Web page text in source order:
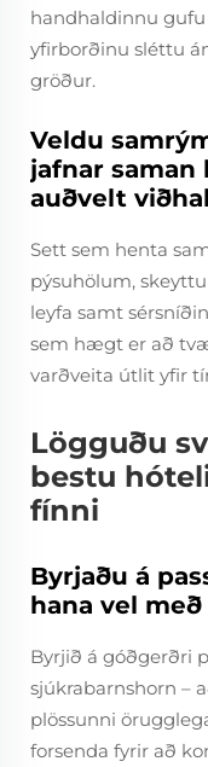
handhaldinnu
yfirborðinu sléttu
gröður.
Veldu
jafnar saman
auðvelt
Sett sem henta
pýsuhölum,
leyfa samt
sem hægt er að
varðveita útlit yfir
Lögguðu
bestu
fínni
Byrjaðu á
hana vel
Byrjið á góðgerðri
sjúkrabarnshorn –
plössunni
forsenda fyrir að